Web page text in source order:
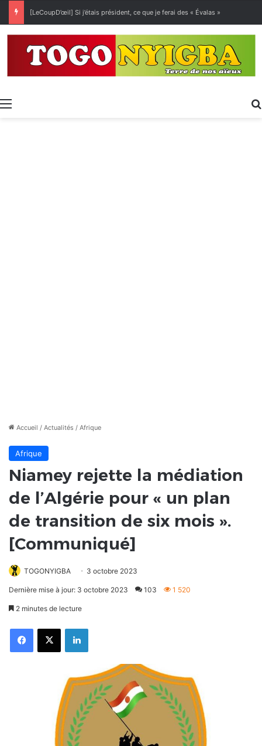
[LeCoupD’œil] Si j’étais président, ce que je ferai des « Évalas »
Menu
Accueil / Actualités / Afrique
Afrique
Niamey rejette la médiation
de l’Algérie pour « un plan
de transition de six mois ».
[Communiqué]
TOGONYIGBA 3 octobre 2023
Dernière mise à jour: 3 octobre 2023 103 1 520
2 minutes de lecture
FacebookX Linkedin